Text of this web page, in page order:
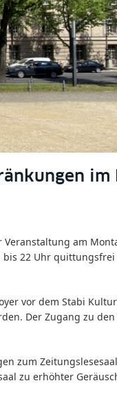
im
am
22 Uhr
vor dem Stabi
Der Zugang zu
zum
zu erhöhter